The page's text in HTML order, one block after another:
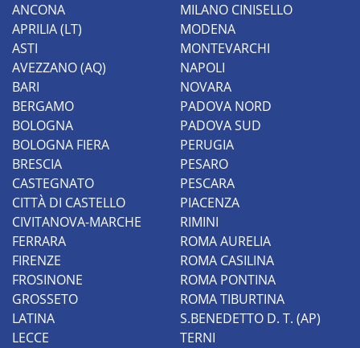
ANCONA
APRILIA (LT)
ASTI
AVEZZANO (AQ)
BARI
BERGAMO
BOLOGNA
BOLOGNA FIERA
BRESCIA
CASTEGNATO
CITTÀ DI CASTELLO
CIVITANOVA-MARCHE
FERRARA
FIRENZE
FROSINONE
GROSSETO
LATINA
LECCE
MILANO CINISELLO
MODENA
MONTEVARCHI
NAPOLI
NOVARA
PADOVA NORD
PADOVA SUD
PERUGIA
PESARO
PESCARA
PIACENZA
RIMINI
ROMA AURELIA
ROMA CASILINA
ROMA PONTINA
ROMA TIBURTINA
S.BENEDETTO D. T. (AP)
TERNI